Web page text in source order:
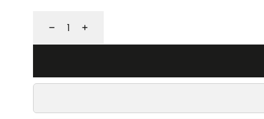
少
增
加